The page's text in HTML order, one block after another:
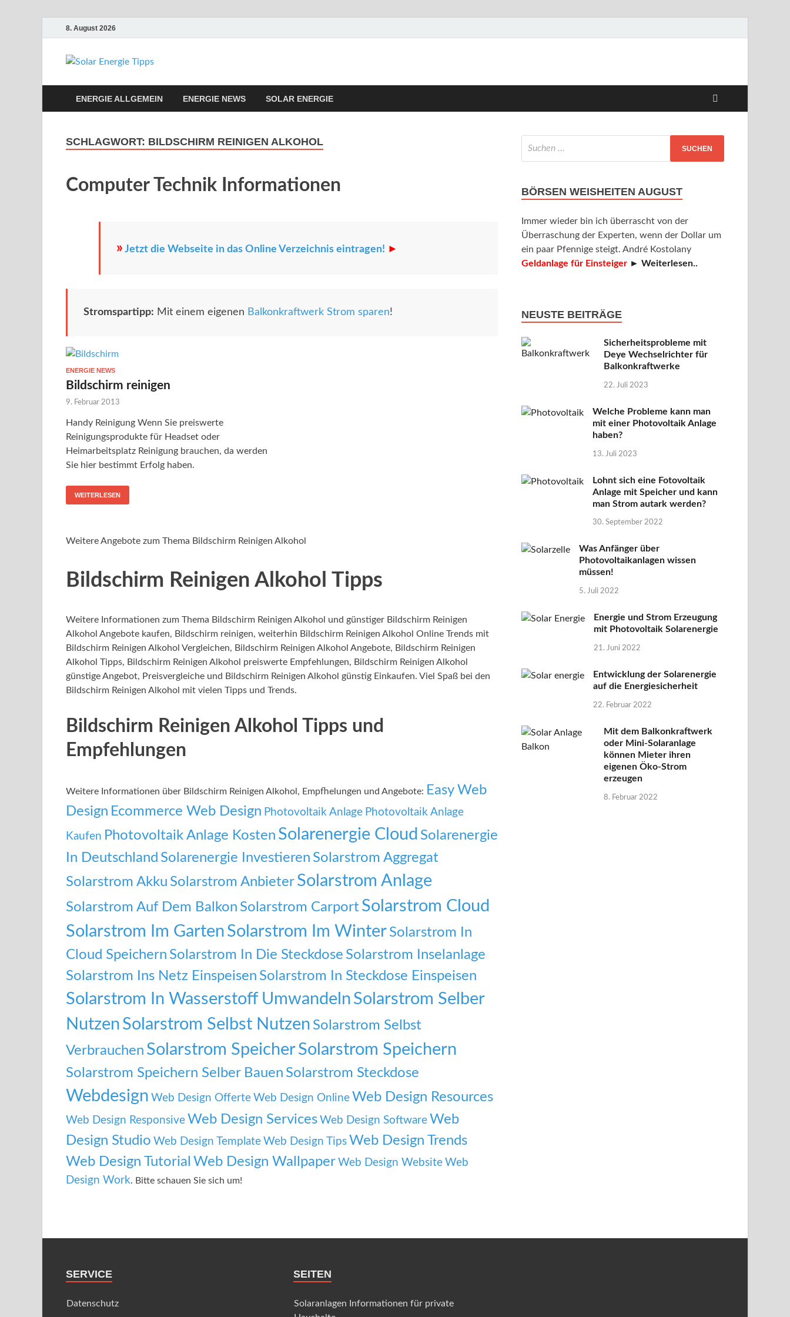
8. August 2026
Solar Energie Tipps
ENERGIE ALLGEMEIN ENERGIE NEWS SOLAR ENERGIE
SCHLAGWORT: BILDSCHIRM REINIGEN ALKOHOL
Computer Technik Informationen
» Jetzt die Webseite in das Online Verzeichnis eintragen! ►
Stromspartipp: Mit einem eigenen Balkonkraftwerk Strom sparen!
ENERGIE NEWS
Bildschirm reinigen
9. Februar 2013
Handy Reinigung Wenn Sie preiswerte
Reinigungsprodukte für Headset oder
Heimarbeitsplatz Reinigung brauchen, da werden
Sie hier bestimmt Erfolg haben.
WEITERLESEN
Weitere Angebote zum Thema Bildschirm Reinigen Alkohol
Bildschirm Reinigen Alkohol Tipps
Weitere Informationen zum Thema Bildschirm Reinigen Alkohol und günstiger Bildschirm Reinigen
Alkohol Angebote kaufen, Bildschirm reinigen, weiterhin Bildschirm Reinigen Alkohol Online Trends mit
Bildschirm Reinigen Alkohol Vergleichen, Bildschirm Reinigen Alkohol Angebote, Bildschirm Reinigen
Alkohol Tipps, Bildschirm Reinigen Alkohol preiswerte Empfehlungen, Bildschirm Reinigen Alkohol
günstige Angebot, Preisvergleiche und Bildschirm Reinigen Alkohol günstig Einkaufen. Viel Spaß bei den
Bildschirm Reinigen Alkohol mit vielen Tipps und Trends.
Bildschirm Reinigen Alkohol Tipps und
Empfehlungen
Weitere Informationen über Bildschirm Reinigen Alkohol, Empfhelungen und Angebote: Easy Web
Design Ecommerce Web Design Photovoltaik Anlage Photovoltaik Anlage
Kaufen Photovoltaik Anlage Kosten Solarenergie Cloud Solarenergie
In Deutschland Solarenergie Investieren Solarstrom Aggregat
Solarstrom Akku Solarstrom Anbieter Solarstrom Anlage
Solarstrom Auf Dem Balkon Solarstrom Carport Solarstrom Cloud
Solarstrom Im Garten Solarstrom Im Winter Solarstrom In
Cloud Speichern Solarstrom In Die Steckdose Solarstrom Inselanlage
Solarstrom Ins Netz Einspeisen Solarstrom In Steckdose Einspeisen
Solarstrom In Wasserstoff Umwandeln Solarstrom Selber
Nutzen Solarstrom Selbst Nutzen Solarstrom Selbst
Verbrauchen Solarstrom SpeicherSolarstrom Speichern
Solarstrom Speichern Selber Bauen Solarstrom Steckdose
Webdesign Web Design Offerte Web Design Online Web Design Resources
Web Design Responsive Web Design Services Web Design Software Web
Design Studio Web Design Template Web Design Tips Web Design Trends
Web Design Tutorial Web Design Wallpaper Web Design Website Web
Design Work. Bitte schauen Sie sich um!
BÖRSEN WEISHEITEN AUGUST
Immer wieder bin ich überrascht von der
Überraschung der Experten, wenn der Dollar um
ein paar Pfennige steigt. André Kostolany
Geldanlage für Einsteiger ► Weiterlesen..
NEUSTE BEITRÄGE
Sicherheitsprobleme mit
Deye Wechselrichter für
Balkonkraftwerke
22. Juli 2023
Welche Probleme kann man
mit einer Photovoltaik Anlage
haben?
13. Juli 2023
Lohnt sich eine Fotovoltaik
Anlage mit Speicher und kann
man Strom autark werden?
30. September 2022
Was Anfänger über
Photovoltaikanlagen wissen
müssen!
5. Juli 2022
Energie und Strom Erzeugung
mit Photovoltaik Solarenergie
21. Juni 2022
Entwicklung der Solarenergie
auf die Energiesicherheit
22. Februar 2022
Mit dem Balkonkraftwerk
oder Mini-Solaranlage
können Mieter ihren
eigenen Öko-Strom
erzeugen
8. Februar 2022
SERVICE
Datenschutz
SEITEN
Solaranlagen Informationen für private